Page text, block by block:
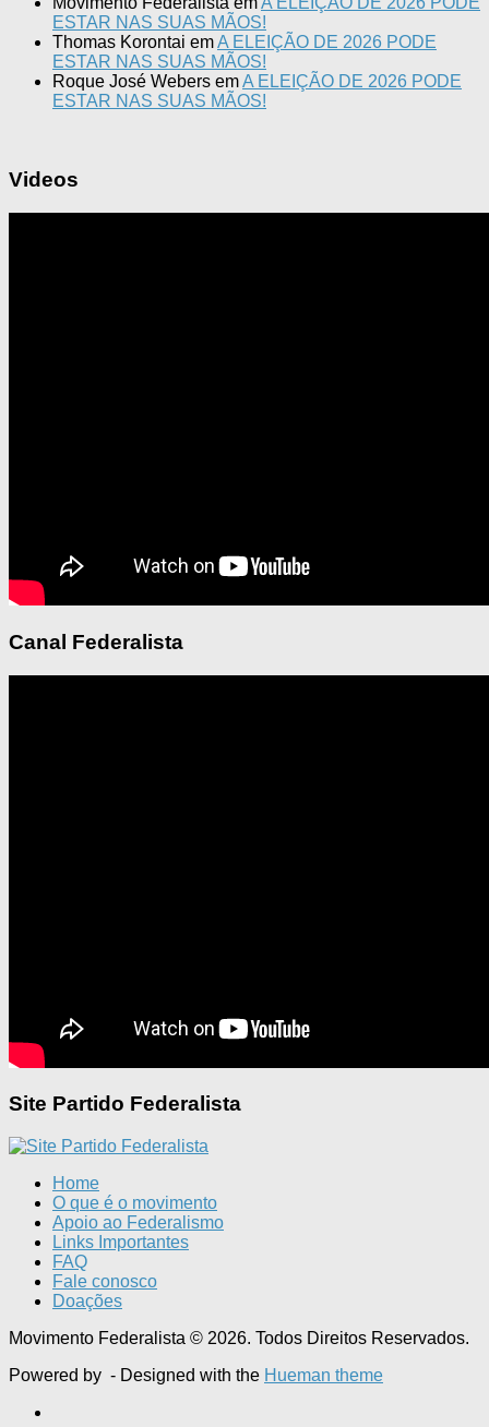
ESTAR NAS SUAS MÃOS!
Thomas Korontai emA ELEIÇÃO DE 2026 PODE
ESTAR NAS SUAS MÃOS!
Roque José Webers emA ELEIÇÃO DE 2026 PODE
ESTAR NAS SUAS MÃOS!
Videos
Canal Federalista
Site Partido Federalista
Home
O que é o movimento
Apoio ao Federalismo
Links Importantes
FAQ
Fale conosco
Doações
Movimento Federalista © 2026. Todos Direitos Reservados.
Powered by - Designed with the Hueman theme